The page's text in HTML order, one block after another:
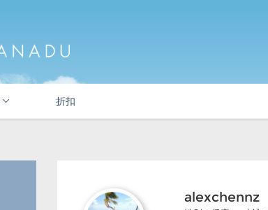
折扣
alexchennz